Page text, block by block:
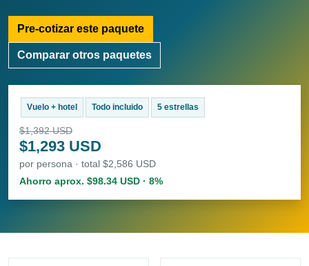
Pre-cotizar este paquete
Comparar otros paquetes
Vuelo + hotel Todo incluido 5 estrellas
$1,392 USD
$1,293 USD
por persona · total $2,586 USD
Ahorro aprox. $98.34 USD · 8%